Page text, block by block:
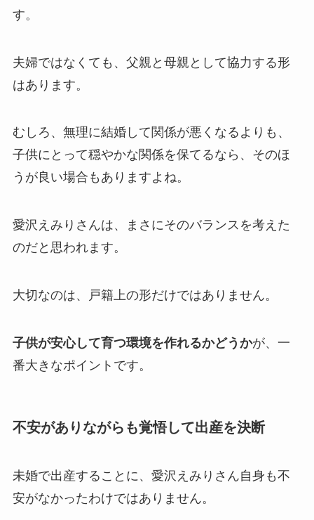
す。
夫婦ではなくても、父親と母親として協力する形
はあります。
むしろ、無理に結婚して関係が悪くなるよりも、
子供にとって穏やかな関係を保てるなら、そのほ
うが良い場合もありますよね。
愛沢えみりさんは、まさにそのバランスを考えた
のだと思われます。
大切なのは、戸籍上の形だけではありません。
子供が安心して育つ環境を作れるかどうかが、一
番大きなポイントです。
不安がありながらも覚悟して出産を決断
未婚で出産することに、愛沢えみりさん自身も不
安がなかったわけではありません。